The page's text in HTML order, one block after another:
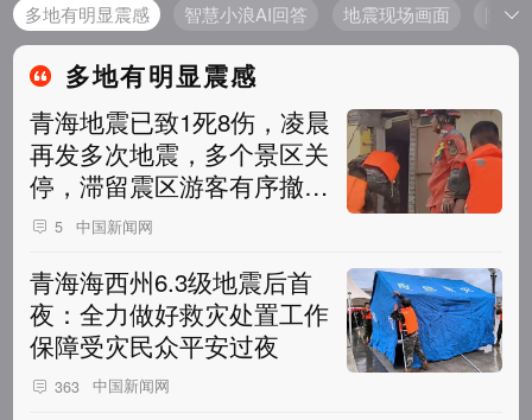
多地有明显震感 智慧小浪AI回答 地震现场画面 防
多地有明显震感
青海地震已致1死8伤，凌晨
再发多次地震，多个景区关
停，滞留震区游客有序撤
离，直击救援现场→
5 中国新闻网
青海海西州6.3级地震后首
夜：全力做好救灾处置工作
保障受灾民众平安过夜
363 中国新闻网